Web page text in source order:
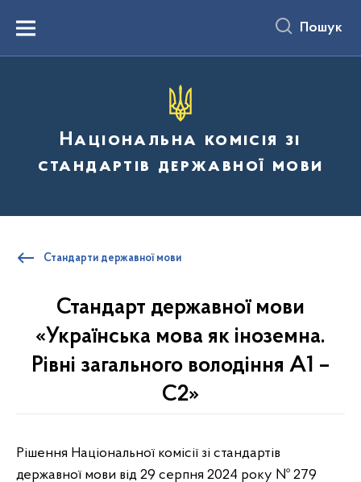
вмістуMenu Пошук
Національна комісія зі
стандартів державної мови
Стандарти державної мови
Стандарт державної мови
«Українська мова як іноземна.
Рівні загального володіння А1 –
С2»
Рішення Національної комісії зі стандартів
державної мови від 29 серпня 2024 року № 279